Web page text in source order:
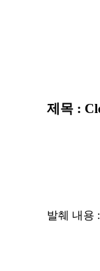
제목 :
발췌 내용 :